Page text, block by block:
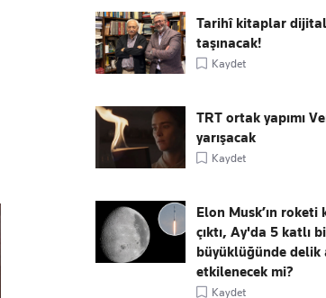
Tarihî kitaplar
taşınacak!
Kaydet
TRT ortak yapımı
yarışacak
Kaydet
Elon Musk’ın
çıktı, Ay'da 5 katlı
büyüklüğünde delik
etkilenecek mi?
Kaydet